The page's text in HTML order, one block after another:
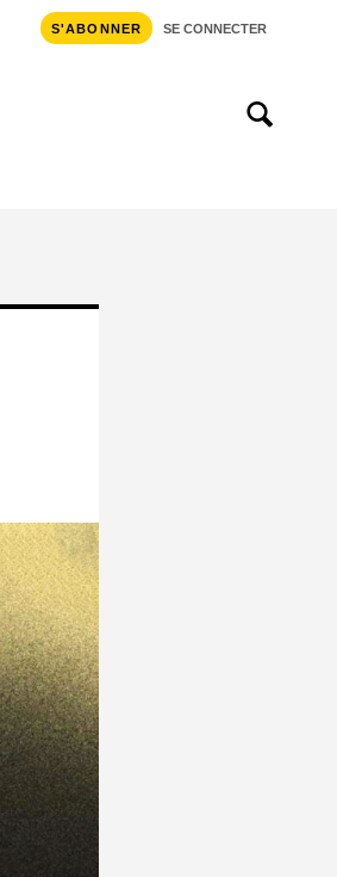
S'ABONNER SE CONNECTER